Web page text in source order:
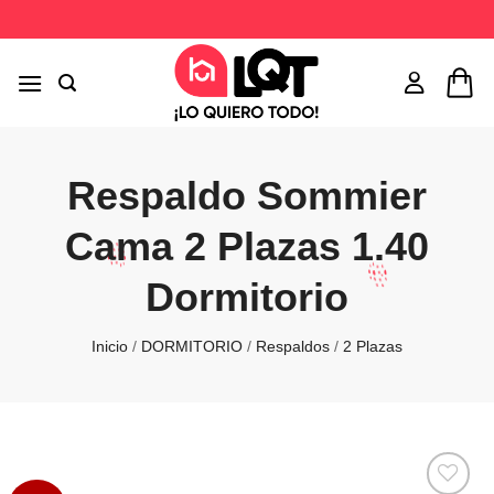
al
Respaldo Sommier
Cama 2 Plazas 1.40
Dormitorio
Inicio / DORMITORIO / Respaldos / 2 Plazas